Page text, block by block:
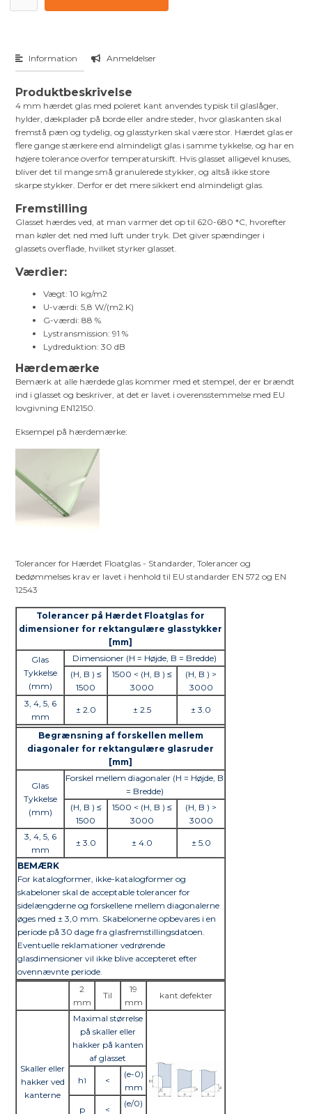
Information Anmeldelser
Produktbeskrivelse
4 mm hærdet glas med poleret kant anvendes typisk til glaslåger,
hylder, dækplader på borde eller andre steder, hvor glaskanten skal
fremstå pæn og tydelig, og glasstyrken skal være stor. Hærdet glas er
flere gange stærkere end almindeligt glas i samme tykkelse, og har en
højere tolerance overfor temperaturskift. Hvis glasset alligevel knuses,
bliver det til mange små granulerede stykker, og altså ikke store
skarpe stykker. Derfor er det mere sikkert end almindeligt glas.
Fremstilling
Glasset hærdes ved, at man varmer det op til 620-680 *C, hvorefter
man køler det ned med luft under tryk. Det giver spændinger i
glassets overflade, hvilket styrker glasset.
Værdier:
Vægt: 10 kg/m2
U-værdi: 5,8 W/(m2.K)
G-værdi: 88 %
Lystransmission: 91 %
Lydreduktion: 30 dB
Hærdemærke
Bemærk at alle hærdede glas kommer med et stempel, der er brændt
ind i glasset og beskriver, at det er lavet i overensstemmelse med EU
lovgivning EN12150.
Eksempel på hærdemærke:
Tolerancer for Hærdet Floatglas - Standarder, Tolerancer og
bedømmelses krav er lavet i henhold til EU standarder EN 572 og EN
12543
Tolerancer på Hærdet Floatglas for
dimensioner for rektangulære glasstykker
[mm]
Glas
Tykkelse
(mm)
Dimensioner (H = Højde, B = Bredde)
(H, B ) ≤
1500
1500 < (H, B ) ≤
3000
(H, B ) >
3000
3, 4, 5, 6
mm
± 2.0 ± 2.5 ± 3.0
Begrænsning af forskellen mellem
diagonaler for rektangulære glasruder
[mm]
Glas
Tykkelse
(mm)
Forskel mellem diagonaler (H = Højde, B
= Bredde)
(H, B ) ≤
1500
1500 < (H, B ) ≤
3000
(H, B ) >
3000
3, 4, 5, 6
mm
± 3.0 ± 4.0 ± 5.0
BEMÆRK
For katalogformer, ikke-katalogformer og
skabeloner skal de acceptable tolerancer for
sidelængderne og forskellene mellem diagonalerne
øges med ± 3,0 mm. Skabelonerne opbevares i en
periode på 30 dage fra glasfremstillingsdatoen.
Eventuelle reklamationer vedrørende
glasdimensioner vil ikke blive accepteret efter
ovennævnte periode.
2
mm
Til
19
mm
kant defekter
Skaller eller
hakker ved
kanterne
Maximal størrelse
på skaller eller
hakker på kanten
af glasset
h1 <
(e-0)
mm
p <
(e/0)